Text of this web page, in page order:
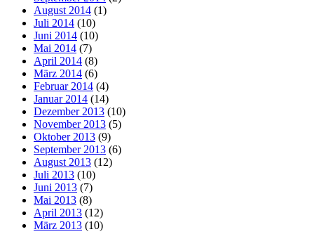
August 2014 (1)
Juli 2014 (10)
Juni 2014 (10)
Mai 2014 (7)
April 2014 (8)
März 2014 (6)
Februar 2014 (4)
Januar 2014 (14)
Dezember 2013 (10)
November 2013 (5)
Oktober 2013 (9)
September 2013 (6)
August 2013 (12)
Juli 2013 (10)
Juni 2013 (7)
Mai 2013 (8)
April 2013 (12)
März 2013 (10)